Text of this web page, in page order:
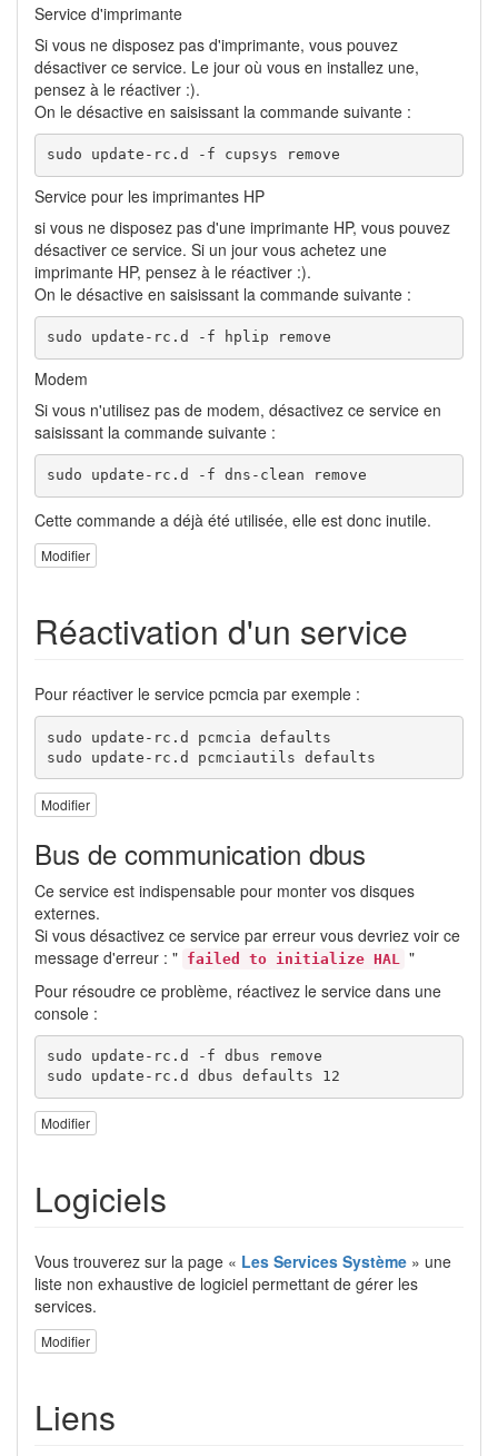
Service d'imprimante
Si vous ne disposez pas d'imprimante, vous pouvez
désactiver ce service. Le jour où vous en installez une,
pensez à le réactiver :).
On le désactive en saisissant la commande suivante :
sudo update-rc.d -f cupsys remove
Service pour les imprimantes HP
si vous ne disposez pas d'une imprimante HP, vous pouvez
désactiver ce service. Si un jour vous achetez une
imprimante HP, pensez à le réactiver :).
On le désactive en saisissant la commande suivante :
sudo update-rc.d -f hplip remove
Modem
Si vous n'utilisez pas de modem, désactivez ce service en
saisissant la commande suivante :
sudo update-rc.d -f dns-clean remove
Cette commande a déjà été utilisée, elle est donc inutile.
Modifier
Réactivation d'un service
Pour réactiver le service pcmcia par exemple :
sudo update-rc.d pcmcia defaults
sudo update-rc.d pcmciautils defaults
Modifier
Bus de communication dbus
Ce service est indispensable pour monter vos disques
externes.
Si vous désactivez ce service par erreur vous devriez voir ce
message d'erreur : " failed to initialize HAL
"
Pour résoudre ce problème, réactivez le service dans une
console :
sudo update-rc.d -f dbus remove
sudo update-rc.d dbus defaults 12
Modifier
Logiciels
Vous trouverez sur la page « Les Services Système » une
liste non exhaustive de logiciel permettant de gérer les
services.
Modifier
Liens